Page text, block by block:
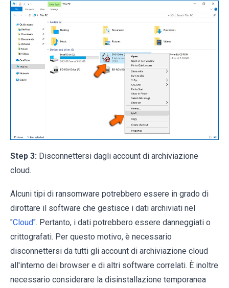
Step 3: Disconnettersi dagli account di archiviazione
cloud.
Alcuni tipi di ransomware potrebbero essere in grado di
dirottare il software che gestisce i dati archiviati nel
"Cloud". Pertanto, i dati potrebbero essere danneggiati o
crittografati. Per questo motivo, è necessario
disconnettersi da tutti gli account di archiviazione cloud
all'interno dei browser e di altri software correlati. È inoltre
necessario considerare la disinstallazione temporanea